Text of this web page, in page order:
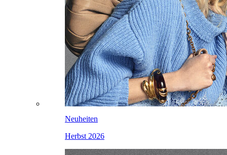
Neuheiten
Herbst 2026